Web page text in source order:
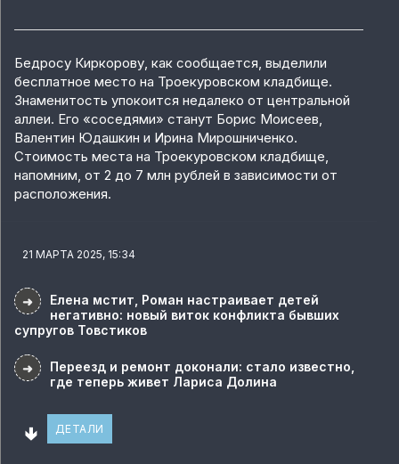
Бедросу Киркорову, как сообщается, выделили
бесплатное место на Троекуровском кладбище.
Знаменитость упокоится недалеко от центральной
аллеи. Его «соседями» станут Борис Моисеев,
Валентин Юдашкин и Ирина Мирошниченко.
Стоимость места на Троекуровском кладбище,
напомним, от 2 до 7 млн рублей в зависимости от
расположения.
21 МАРТА 2025, 15:34
➜
Елена мстит, Роман настраивает детей
негативно: новый виток конфликта бывших
супругов Товстиков
➜
Переезд и ремонт доконали: стало известно,
где теперь живет Лариса Долина
🢃 ДЕТАЛИ